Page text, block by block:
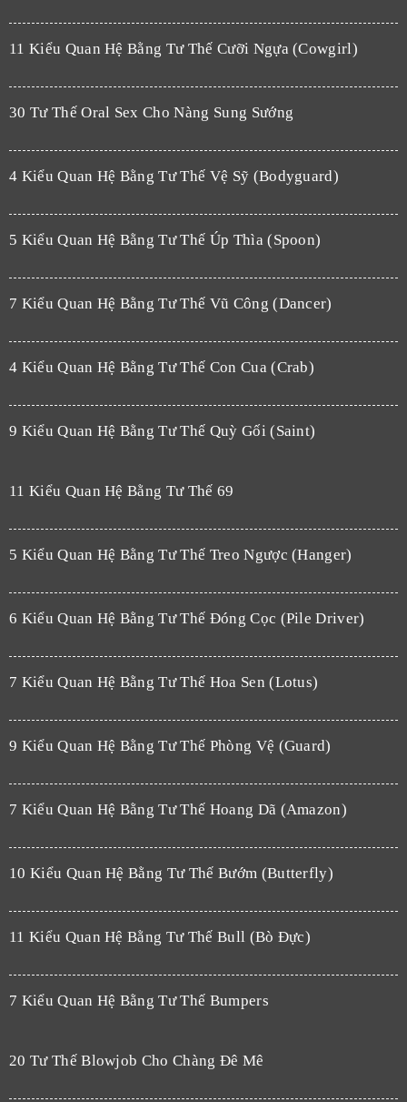
11 Kiểu Quan Hệ Bằng Tư Thế Cưỡi Ngựa (Cowgirl)
30 Tư Thế Oral Sex Cho Nàng Sung Sướng
4 Kiểu Quan Hệ Bằng Tư Thế Vệ Sỹ (Bodyguard)
5 Kiểu Quan Hệ Bằng Tư Thế Úp Thìa (Spoon)
7 Kiểu Quan Hệ Bằng Tư Thế Vũ Công (Dancer)
4 Kiểu Quan Hệ Bằng Tư Thế Con Cua (Crab)
9 Kiểu Quan Hệ Bằng Tư Thế Quỳ Gối (Saint)
11 Kiểu Quan Hệ Bằng Tư Thế 69
5 Kiểu Quan Hệ Bằng Tư Thế Treo Ngược (Hanger)
6 Kiểu Quan Hệ Bằng Tư Thế Đóng Cọc (Pile Driver)
7 Kiểu Quan Hệ Bằng Tư Thế Hoa Sen (Lotus)
9 Kiểu Quan Hệ Bằng Tư Thế Phòng Vệ (Guard)
7 Kiểu Quan Hệ Bằng Tư Thế Hoang Dã (Amazon)
10 Kiểu Quan Hệ Bằng Tư Thế Bướm (Butterfly)
11 Kiểu Quan Hệ Bằng Tư Thế Bull (Bò Đực)
7 Kiểu Quan Hệ Bằng Tư Thế Bumpers
20 Tư Thế Blowjob Cho Chàng Đê Mê